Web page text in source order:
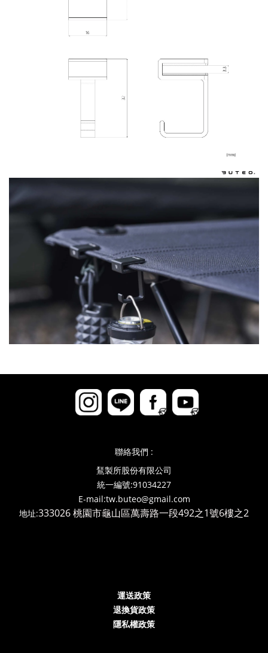
聯絡我們 :
鵟製所股份有限公司
統一編號:91034227
E-mail:tw.buteo@gmail.com
地址:333026 桃園市龜山區萬壽路一段492之1號6樓之2
運送政策
退換貨政策
隱私權政策